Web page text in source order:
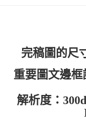
易，需依本服務之必要範圍
權轉讓予恩沛科技股份有限
https://aftee.tw/terms/
３．未成年的使用者請事先
「AFTEE先享後付」，若未
任。
４．使用「AFTEE先享後付
時審查核予不同之上限額度
每筆NT$100
完稿圖的尺
重要圖文邊
解析度：